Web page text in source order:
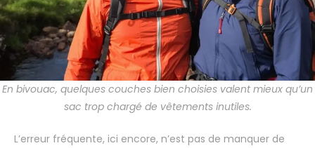
En bivouac, quelques couches bien choisies valent mieux qu’un
sac trop chargé de vêtements inutiles.
L’erreur fréquente, ici encore, n’est pas de manquer de